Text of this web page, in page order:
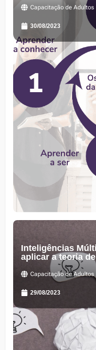
Capacitação de Adultos
30/08/2023
Inteligências
aplicar a teoria
Capacitação de Adultos
29/08/2023